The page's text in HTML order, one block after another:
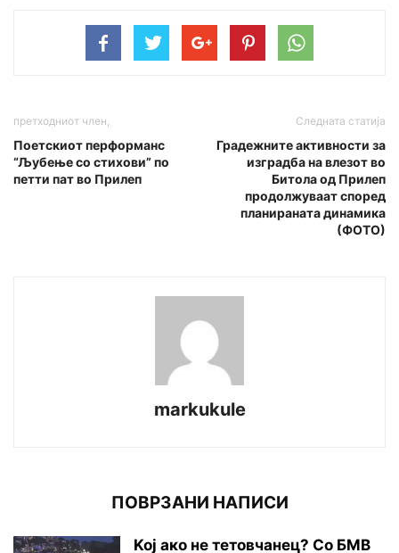
претходниот член,
Поетскиот перформанс
“Љубење со стихови” по
петти пат во Прилеп
Следната статија
Градежните активности за
изградба на влезот во
Битола од Прилеп
продолжуваат според
планираната динамика
(ФОТО)
markukule
ПОВРЗАНИ НАПИСИ
Koj ако не тетовчанец? Со БМВ